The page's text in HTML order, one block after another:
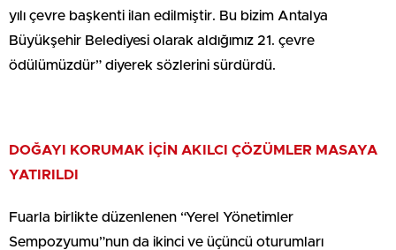
yılı çevre başkenti ilan edilmiştir. Bu bizim Antalya
Büyükşehir Belediyesi olarak aldığımız 21. çevre
ödülümüzdür” diyerek sözlerini sürdürdü.
DOĞAYI KORUMAK İÇİN AKILCI ÇÖZÜMLER MASAYA
YATIRILDI
Fuarla birlikte düzenlenen “Yerel Yönetimler
Sempozyumu”nun da ikinci ve üçüncü oturumları